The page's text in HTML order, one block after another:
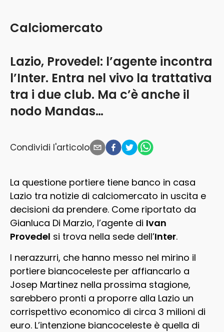
Lazio, Provedel: l’agente incontra
l’Inter. Entra nel vivo la trattativa
tra i due club. Ma c’è anche il
nodo Mandas…
Calciomercato
Condividi l'articolo
La questione portiere tiene banco in casa
Lazio tra notizie di calciomercato in uscita e
decisioni da prendere. Come riportato da
Gianluca Di Marzio, l’agente di Ivan
Provedel si trova nella sede dell’Inter.
I nerazzurri, che hanno messo nel mirino il
portiere biancoceleste per affiancarlo a
Josep Martinez nella prossima stagione,
sarebbero pronti a proporre alla Lazio un
corrispettivo economico di circa 3 milioni di
euro. L’intenzione biancoceleste è quella di